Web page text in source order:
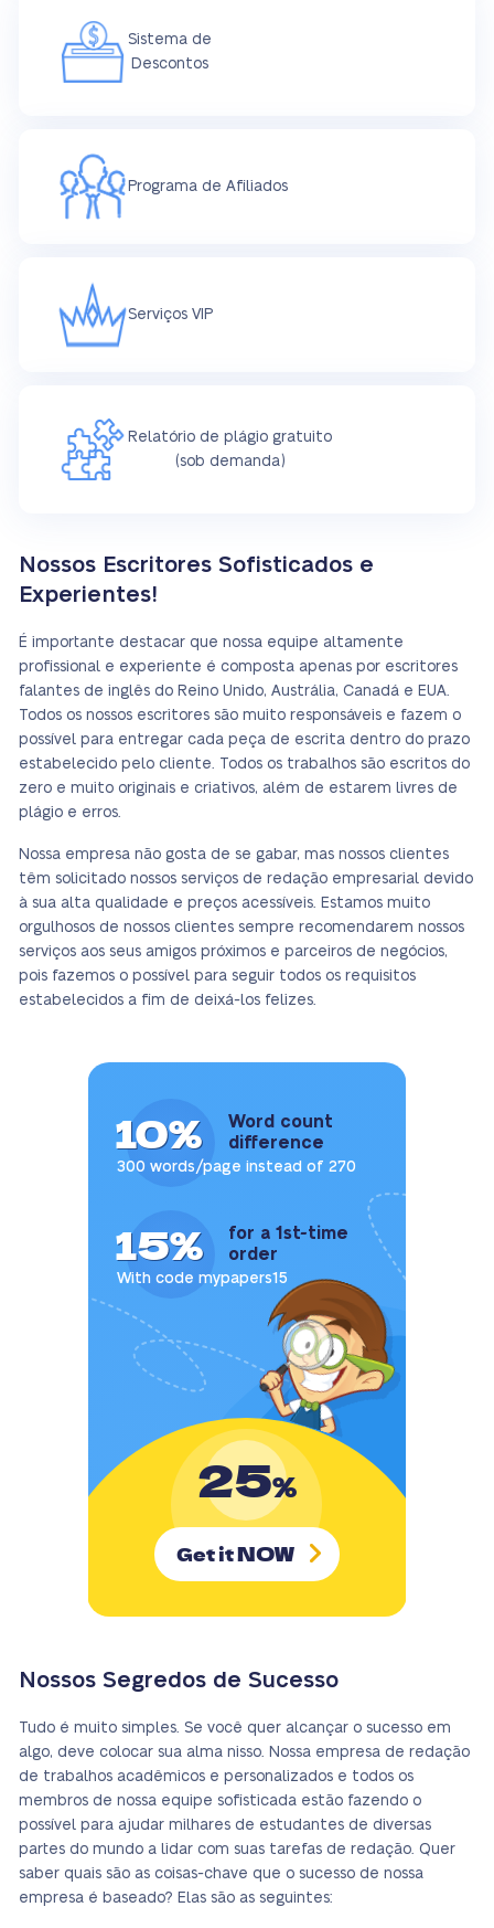
Sistema de
Descontos
Programa de Afiliados
Serviços VIP
Relatório de plágio gratuito
(sob demanda)
Nossos Escritores Sofisticados e
Experientes!
É importante destacar que nossa equipe altamente
profissional e experiente é composta apenas por escritores
falantes de inglês do Reino Unido, Austrália, Canadá e EUA.
Todos os nossos escritores são muito responsáveis e fazem o
possível para entregar cada peça de escrita dentro do prazo
estabelecido pelo cliente. Todos os trabalhos são escritos do
zero e muito originais e criativos, além de estarem livres de
plágio e erros.
Nossa empresa não gosta de se gabar, mas nossos clientes
têm solicitado nossos serviços de redação empresarial devido
à sua alta qualidade e preços acessíveis. Estamos muito
orgulhosos de nossos clientes sempre recomendarem nossos
serviços aos seus amigos próximos e parceiros de negócios,
pois fazemos o possível para seguir todos os requisitos
estabelecidos a fim de deixá-los felizes.
10%
Word count
difference
300 words/page instead of 270
15%
for a 1st-time
order
With code mypapers15
25%
Get itNOW
Nossos Segredos de Sucesso
Tudo é muito simples. Se você quer alcançar o sucesso em
algo, deve colocar sua alma nisso. Nossa empresa de redação
de trabalhos acadêmicos e personalizados e todos os
membros de nossa equipe sofisticada estão fazendo o
possível para ajudar milhares de estudantes de diversas
partes do mundo a lidar com suas tarefas de redação. Quer
saber quais são as coisas-chave que o sucesso de nossa
empresa é baseado? Elas são as seguintes: